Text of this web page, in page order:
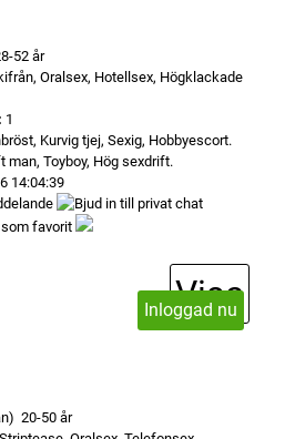
52 år
Oralsex, Hotellsex, Högklackade
1
Kurvig tjej, Sexig, Hobbyescort.
man, Toyboy, Hög sexdrift.
14:04:39
Visa
Inloggad nu
20-50 år